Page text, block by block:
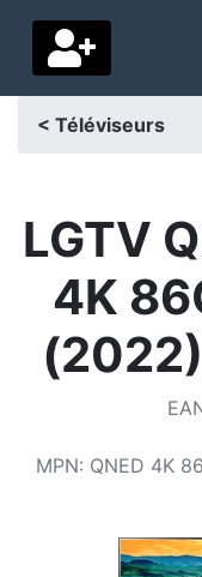
Pays de livraison
Accueil
Baisses de prix
Paramètres
Conditions
< Téléviseurs
LGTV
4K
MPN: QNED 4K